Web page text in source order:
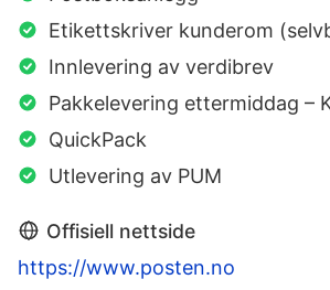
Etikettskriver kunderom
Innlevering av verdibrev
Pakkelevering ettermiddag –
QuickPack
Utlevering av PUM
Offisiell nettside
https://www.posten.no